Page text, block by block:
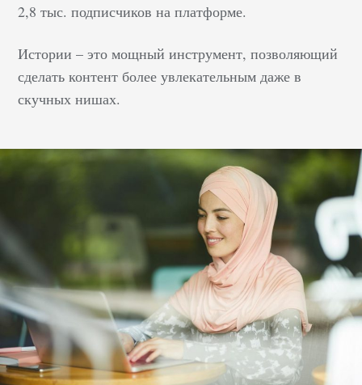
2,8 тыс. подписчиков на платформе.
Истории – это мощный инструмент, позволяющий
сделать контент более увлекательным даже в
скучных нишах.